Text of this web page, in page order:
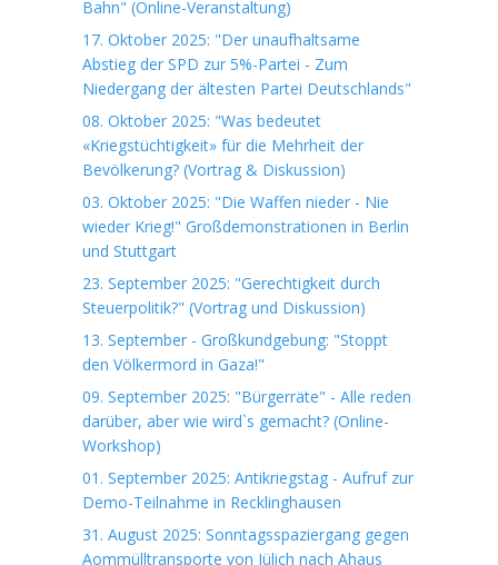
Bahn" (Online-Veranstaltung)
17. Oktober 2025: "Der unaufhaltsame
Abstieg der SPD zur 5%-Partei - Zum
Niedergang der ältesten Partei Deutschlands"
08. Oktober 2025: "Was bedeutet
«Kriegstüchtigkeit» für die Mehrheit der
Bevölkerung? (Vortrag & Diskussion)
03. Oktober 2025: "Die Waffen nieder - Nie
wieder Krieg!" Großdemonstrationen in Berlin
und Stuttgart
23. September 2025: "Gerechtigkeit durch
Steuerpolitik?" (Vortrag und Diskussion)
13. September - Großkundgebung: "Stoppt
den Völkermord in Gaza!"
09. September 2025: "Bürgerräte" - Alle reden
darüber, aber wie wird`s gemacht? (Online-
Workshop)
01. September 2025: Antikriegstag - Aufruf zur
Demo-Teilnahme in Recklinghausen
31. August 2025: Sonntagsspaziergang gegen
Aommülltransporte von Jülich nach Ahaus